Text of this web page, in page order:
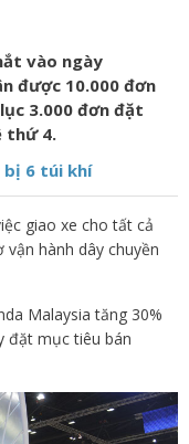
vào ngày
được 10.000 đơn
3.000 đơn đặt
thứ 4.
bị 6 túi khí
giao xe cho tất cả
vận hành dây chuyền
Malaysia tăng 30%
đặt mục tiêu bán